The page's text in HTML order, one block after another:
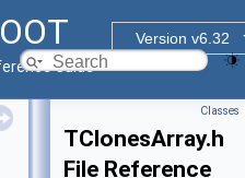
Version v6.32
Guide
Classes
TClonesArray.h
File Reference